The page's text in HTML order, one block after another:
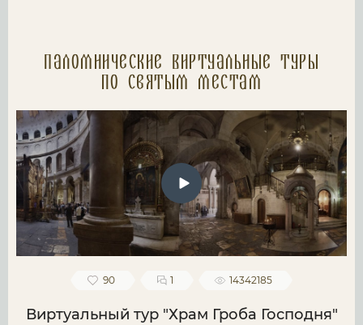
Паломнические Виртуальные туры
по святым местам
90 1 14342185
Виртуальный тур "Храм Гроба Господня"